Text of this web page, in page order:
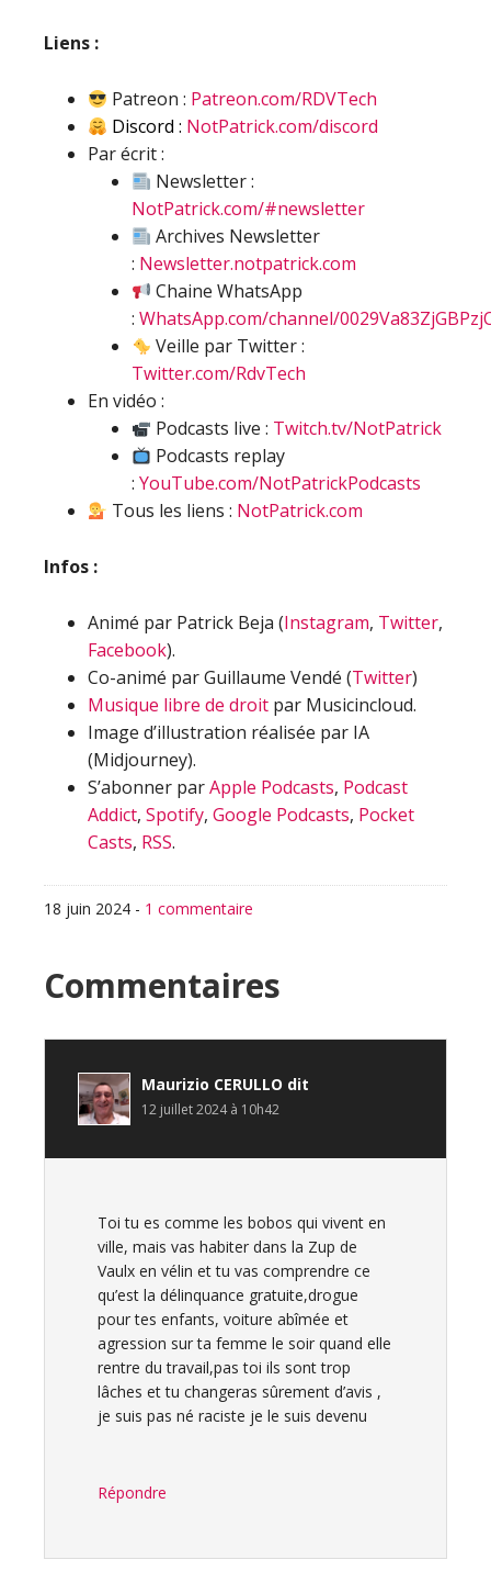
Liens :
Patreon : Patreon.com/RDVTech
Discord : NotPatrick.com/discord
Par écrit :
Newsletter :
NotPatrick.com/#newsletter
Archives Newsletter
: Newsletter.notpatrick.com
Chaine WhatsApp
: WhatsApp.com/channel/
Veille par Twitter :
Twitter.com/RdvTech
En vidéo :
Podcasts live : Twitch.tv/NotPatrick
Podcasts replay
: YouTube.com/NotPatrickPodcasts
Tous les liens : NotPatrick.com
Infos :
Animé par Patrick Beja (Instagram, Twitter,
Facebook).
Co-animé par Guillaume Vendé (Twitter)
Musique libre de droit par Musicincloud.
Image d’illustration réalisée par IA
(Midjourney).
S’abonner parApple Podcasts, Podcast
Addict, Spotify, Google Podcasts, Pocket
Casts, RSS.
18 juin 2024 - 1 commentaire
Interactions
du
lecteur
Commentaires
Maurizio CERULLO dit
12 juillet 2024 à 10h42
Toi tu es comme les bobos qui vivent en
ville, mais vas habiter dans la Zup de
Vaulx en vélin et tu vas comprendre ce
qu’est la délinquance gratuite,drogue
pour tes enfants, voiture abîmée et
agression sur ta femme le soir quand elle
rentre du travail,pas toi ils sont trop
lâches et tu changeras sûrement d’avis ,
je suis pas né raciste je le suis devenu
Répondre